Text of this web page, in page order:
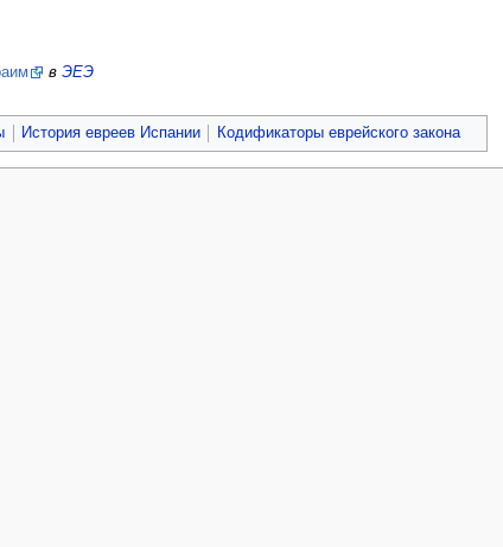
в ЭЕЭ
История евреев Испании Кодификаторы еврейского закона